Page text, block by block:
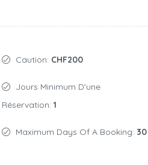
Caution: CHF200
Réservation: 1
Maximum Days Of A Booking: 30